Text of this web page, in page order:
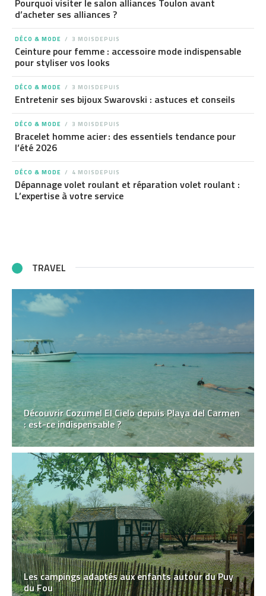
Pourquoi visiter le salon alliances Toulon avant
d’acheter ses alliances ?
DÉCO & MODE 3 MOISDEPUIS
Ceinture pour femme : accessoire mode indispensable
pour styliser vos looks
DÉCO & MODE 3 MOISDEPUIS
Entretenir ses bijoux Swarovski : astuces et conseils
DÉCO & MODE 3 MOISDEPUIS
Bracelet homme acier : des essentiels tendance pour
l’été 2026
DÉCO & MODE 4 MOISDEPUIS
Dépannage volet roulant et réparation volet roulant :
L’expertise à votre service
TRAVEL
Découvrir Cozumel El Cielo depuis Playa del Carmen
: est-ce indispensable ?
Les campings adaptés aux enfants autour du Puy
du Fou